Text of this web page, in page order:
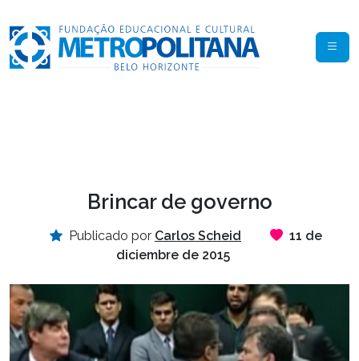
Brincar de governo
Publicado por Carlos Scheid
11 de
diciembre de 2015